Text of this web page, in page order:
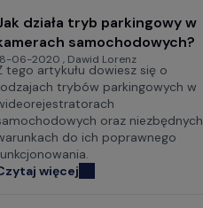
działa tryb parkingowy w
samochodowych?
06-2020 , Dawid Lorenz
tego artykułu dowiesz się o
trybów parkingowych w
oraz niezbędnych
do ich poprawnego
więcej